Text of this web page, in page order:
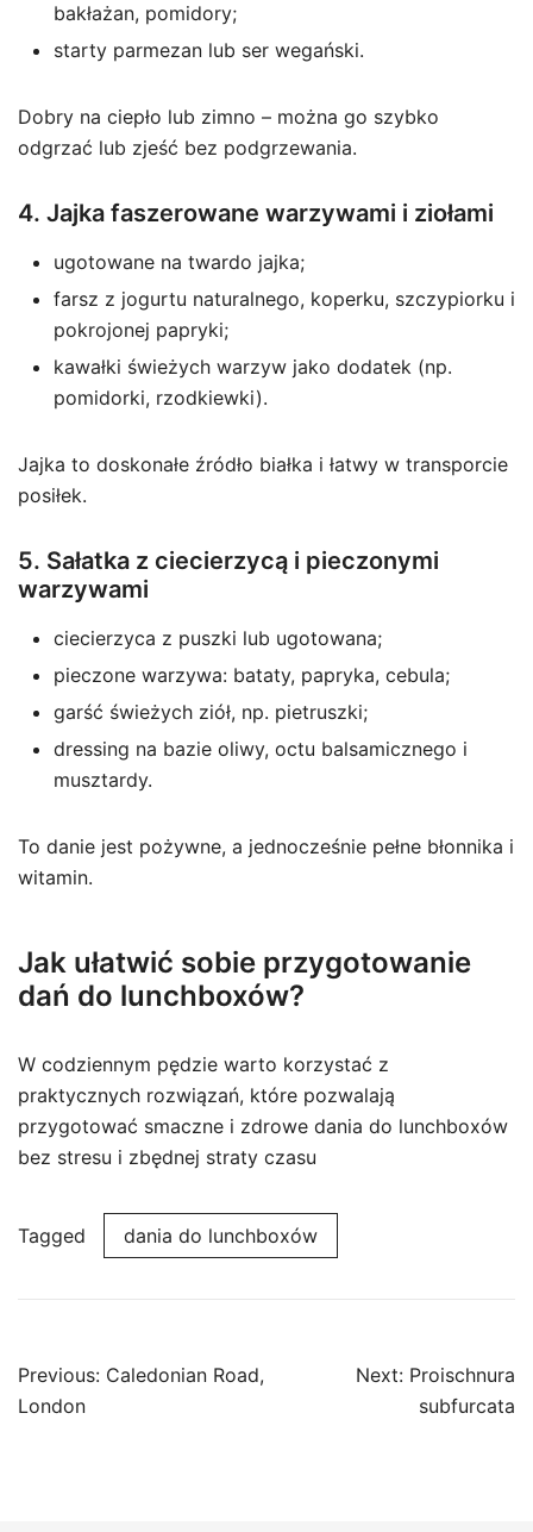
bakłażan, pomidory;
starty parmezan lub ser wegański.
Dobry na ciepło lub zimno – można go szybko
odgrzać lub zjeść bez podgrzewania.
4. Jajka faszerowane warzywami i ziołami
ugotowane na twardo jajka;
farsz z jogurtu naturalnego, koperku, szczypiorku i
pokrojonej papryki;
kawałki świeżych warzyw jako dodatek (np.
pomidorki, rzodkiewki).
Jajka to doskonałe źródło białka i łatwy w transporcie
posiłek.
5. Sałatka z ciecierzycą i pieczonymi
warzywami
ciecierzyca z puszki lub ugotowana;
pieczone warzywa: bataty, papryka, cebula;
garść świeżych ziół, np. pietruszki;
dressing na bazie oliwy, octu balsamicznego i
musztardy.
To danie jest pożywne, a jednocześnie pełne błonnika i
witamin.
Jak ułatwić sobie przygotowanie
dań do lunchboxów?
W codziennym pędzie warto korzystać z
praktycznych rozwiązań, które pozwalają
przygotować smaczne i zdrowe dania do lunchboxów
bez stresu i zbędnej straty czasu
Tagged dania do lunchboxów
Post
navigation
Previous: Caledonian Road,
London
Next: Proischnura
subfurcata